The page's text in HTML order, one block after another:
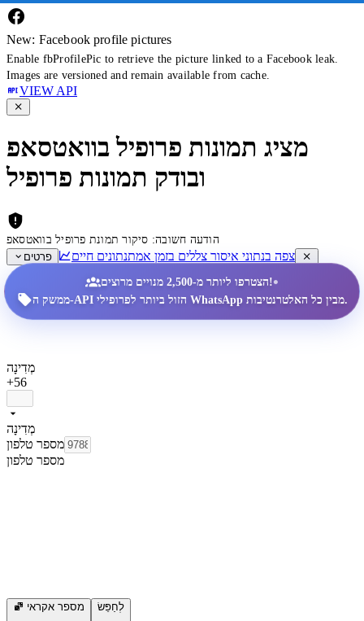
New: Facebook profile pictures
Enable fbProfilePic to retrieve the picture linked to a Facebook leak.
Images are versioned and remain available from cache.
VIEW API
מציג תמונות פרופיל בוואטסאפ
ובודק תמונות פרופיל
הודעה חשובה: סיקור תמונת פרופיל בוואטסאפ
פרטים
צפה בנתוני איסור צללים בזמן אמתנתונים חיים
הצטרפו ליותר מ-2,500 מנויים מרוצים!•
ממשק ה-API הזול ביותר לפרופילי WhatsApp מבין כל האלטרנטיבות.
מְדִינָה
+56
מְדִינָה
מספר טלפון
מספר טלפון
מספר אקראי לְחַפֵּשׂ